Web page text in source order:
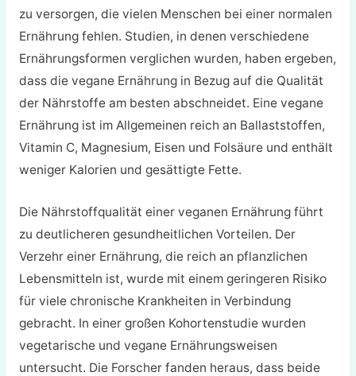
zu versorgen, die vielen Menschen bei einer normalen
Ernährung fehlen. Studien, in denen verschiedene
Ernährungsformen verglichen wurden, haben ergeben,
dass die vegane Ernährung in Bezug auf die Qualität
der Nährstoffe am besten abschneidet. Eine vegane
Ernährung ist im Allgemeinen reich an Ballaststoffen,
Vitamin C, Magnesium, Eisen und Folsäure und enthält
weniger Kalorien und gesättigte Fette.
Die Nährstoffqualität einer veganen Ernährung führt
zu deutlicheren gesundheitlichen Vorteilen. Der
Verzehr einer Ernährung, die reich an pflanzlichen
Lebensmitteln ist, wurde mit einem geringeren Risiko
für viele chronische Krankheiten in Verbindung
gebracht. In einer großen Kohortenstudie wurden
vegetarische und vegane Ernährungsweisen
untersucht. Die Forscher fanden heraus, dass beide